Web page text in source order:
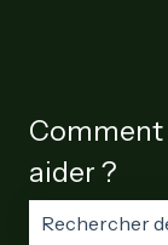
Comment
aider ?